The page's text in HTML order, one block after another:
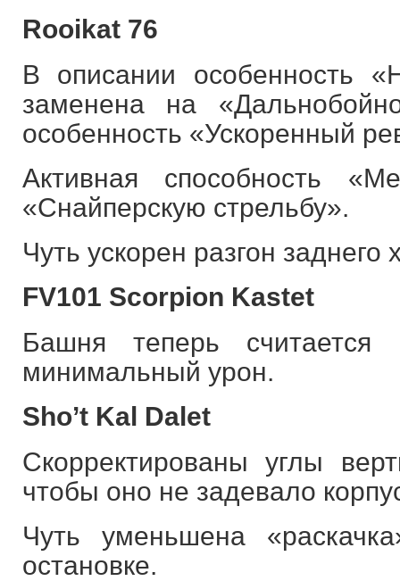
Rooikat 76
В описании особенность
заменена на
особенность «Ускоренный
Активная способность
«Снайперскую стрельбу».
Чуть ускорен разгон заднего
FV101 Scorpion Kastet
Башня теперь считается
минимальный урон.
Sho’t Kal Dalet
Скорректированы углы
чтобы оно не задевало
Чуть уменьшена
остановке.